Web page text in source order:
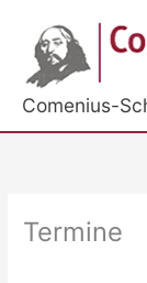
springen
Comenius-
Termine
2:00
3:00
5:00